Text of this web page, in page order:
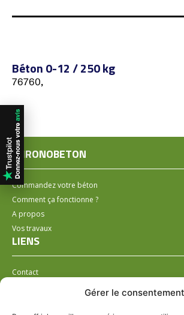
Gérer le consentement
Béton 0-12 / 250 kg
76760,
CHRONOBETON
Commandez votre béton
Comment ça fonctionne ?
A propos
Vos travaux
LIENS
Contact